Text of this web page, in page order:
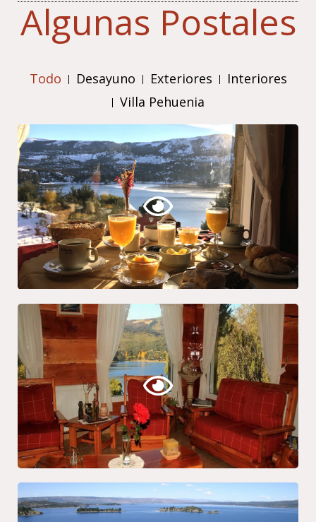
Algunas Postales
Todo Desayuno Exteriores
Interiores
Villa Pehuenia